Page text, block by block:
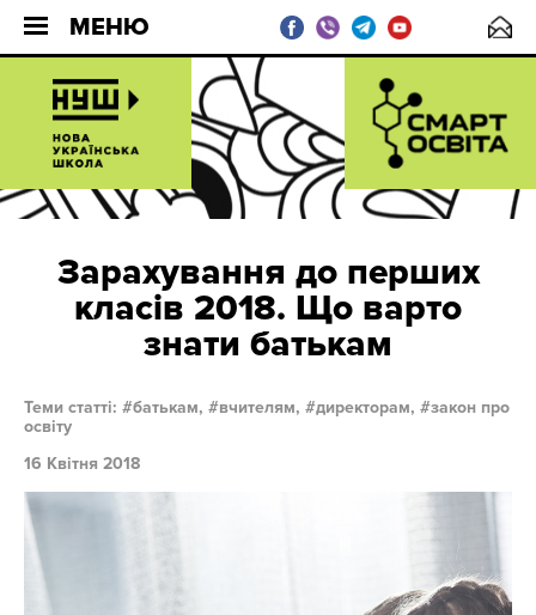
МЕНЮ
Зарахування до перших
класів 2018. Що варто
знати батькам
Теми статті: батькам, вчителям, директорам,
закон про
освіту
16 Квітня 2018